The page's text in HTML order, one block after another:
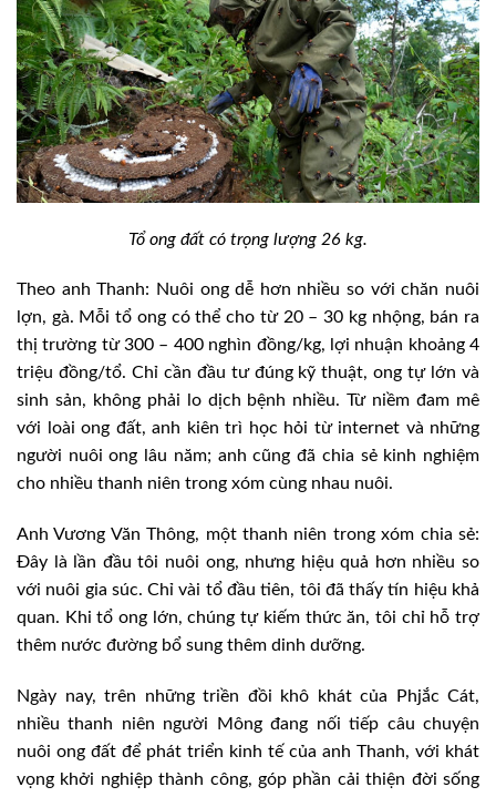
Tổ ong đất có trọng lượng 26 kg.
Theo anh Thanh: Nuôi ong dễ hơn nhiều so với chăn nuôi
lợn, gà. Mỗi tổ ong có thể cho từ 20 – 30 kg nhộng, bán ra
thị trường từ 300 – 400 nghìn đồng/kg, lợi nhuận khoảng 4
triệu đồng/tổ. Chỉ cần đầu tư đúng kỹ thuật, ong tự lớn và
sinh sản, không phải lo dịch bệnh nhiều. Từ niềm đam mê
với loài ong đất, anh kiên trì học hỏi từ internet và những
người nuôi ong lâu năm; anh cũng đã chia sẻ kinh nghiệm
cho nhiều thanh niên trong xóm cùng nhau nuôi.
Anh Vương Văn Thông, một thanh niên trong xóm chia sẻ:
Đây là lần đầu tôi nuôi ong, nhưng hiệu quả hơn nhiều so
với nuôi gia súc. Chỉ vài tổ đầu tiên, tôi đã thấy tín hiệu khả
quan. Khi tổ ong lớn, chúng tự kiếm thức ăn, tôi chỉ hỗ trợ
thêm nước đường bổ sung thêm dinh dưỡng.
Ngày nay, trên những triền đồi khô khát của Phjắc Cát,
nhiều thanh niên người Mông đang nối tiếp câu chuyện
nuôi ong đất để phát triển kinh tế của anh Thanh, với khát
vọng khởi nghiệp thành công, góp phần cải thiện đời sống